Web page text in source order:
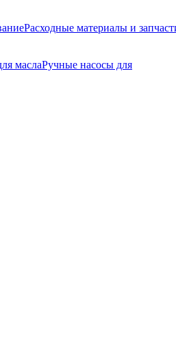
Расходные материалы и
маслаРучные насосы для